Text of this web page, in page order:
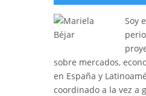
Soy
sobre mercados,
en España y
coordinado a la vez a